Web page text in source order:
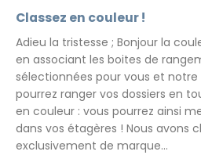
Classez en couleur !
Adieu la tristesse ; Bonjour la
en associant les boites de
sélectionnées pour vous et notre
pourrez ranger vos dossiers en
en couleur : vous pourrez ainsi
dans vos étagères ! Nous avons
exclusivement de marque...